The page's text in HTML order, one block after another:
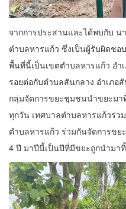
จากการประสานและได้พบกับ
ตำบลหารแก้ว ซึ่งเป็นผู้รับผิดช
พื้นที่นี้เป็นเขตตำบลหารแก้ว อำ
รอยต่อกับตำบลสันกลาง อำเภอ
กลุ่มจัดการขยะชุมชนนำขยะมา
ทุกวัน เทศบาลตำบลหารแก้วร่ว
ตำบลหารแก้ว ร่วมกันจัดการขย
4 ปี มาปีนี้เป็นปีที่มีขยะถูกนำมา